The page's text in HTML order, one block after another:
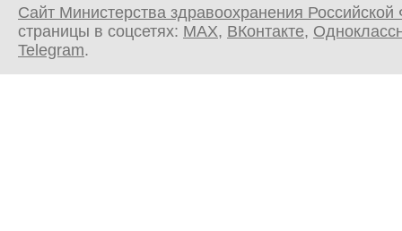
Сайт Министерства здравоохранения
страницы в соцсетях: MAX, ВКонтакте,
Telegram.